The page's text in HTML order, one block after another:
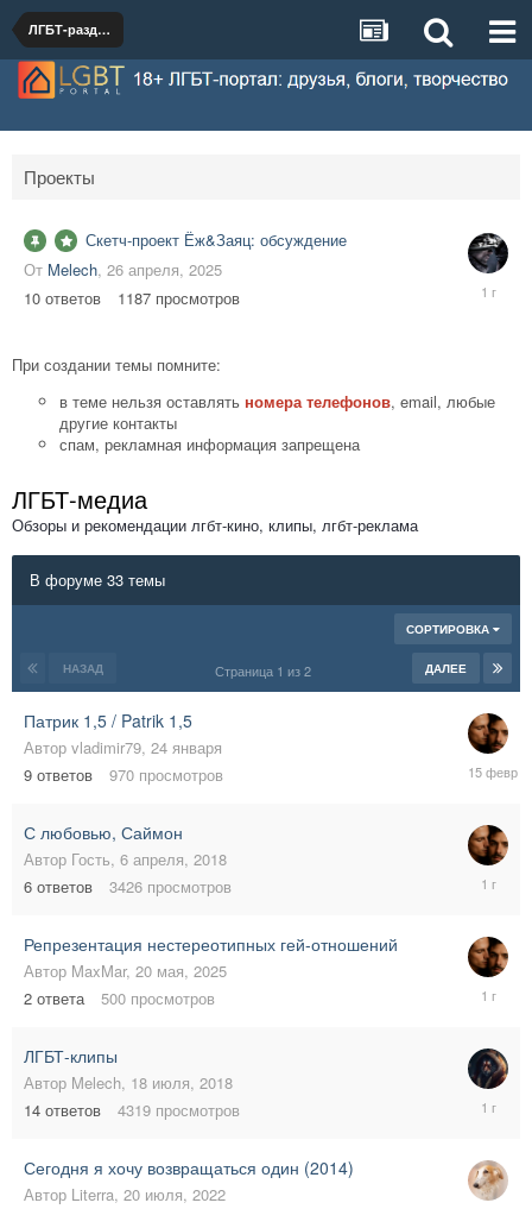
ЛГБТ-раздел
Проекты
Скетч-проект Ёж&Заяц: обсуждение
От Melech, 26 апреля, 2025
10 ответов 1187 просмотров
30
апреля,
При создании темы помните:
в теме нельзя оставлять номера телефонов, email, любые
другие контакты
спам, рекламная информация запрещена
ЛГБТ-медиа
Обзоры и рекомендации лгбт-кино, клипы, лгбт-реклама
В форуме 33 темы
СОРТИРОВКА
НАЗАД ДАЛЕЕ
Страница 1 из 2
Патрик 1,5 / Patrik 1,5
Автор vladimir79, 24 января
9 ответов 970 просмотров
15
февраля
С любовью, Саймон
Автор Гость, 6 апреля, 2018
6 ответов 3426 просмотров
15
июля,
Репрезентация нестереотипных гей-отношений
Автор MaxMar, 20 мая, 2025
2 ответа 500 просмотров
30
мая,
ЛГБТ-клипы
Автор Melech, 18 июля, 2018
14 ответов 4319 просмотров
15
мая,
Сегодня я хочу возвращаться один (2014)
Автор Literra, 20 июля, 2022